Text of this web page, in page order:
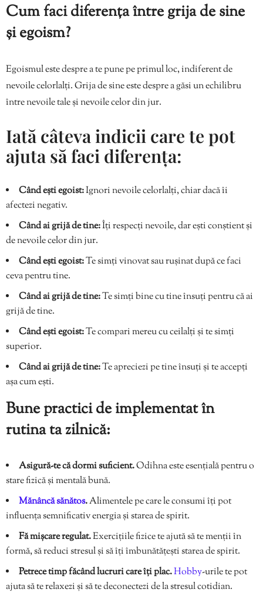
Cum faci diferența între grija de sine
și egoism?
Egoismul este despre a te pune pe primul loc, indiferent de
nevoile celorlalți. Grija de sine este despre a găsi un echilibru
între nevoile tale și nevoile celor din jur.
Iată câteva indicii care te pot
ajuta să faci diferența:
Când ești egoist:Ignori nevoile celorlalți, chiar dacă îi
afectezi negativ.
Când ai grijă de tine:Îți respecți nevoile, dar ești conștient și
de nevoile celor din jur.
Când ești egoist:Te simți vinovat sau rușinat după ce faci
ceva pentru tine.
Când ai grijă de tine:Te simți bine cu tine însuți pentru că ai
grijă de tine.
Când ești egoist:Te compari mereu cu ceilalți și te simți
superior.
Când ai grijă de tine:Te apreciezi pe tine însuți și te accepți
așa cum ești.
Bune practici de implementat în
rutina ta zilnică:
Asigură-te că dormi suficient.Odihna este esențială pentru o
stare fizică și mentală bună.
Mănâncă sănătos.Alimentele pe care le consumi îți pot
influența semnificativ energia și starea de spirit.
Fă mișcare regulat.Exercițiile fizice te ajută să te menții în
formă, să reduci stresul și să îți îmbunătățești starea de spirit.
Petrece timp făcând lucruri care îți plac.Hobby-urile te pot
ajuta să te relaxezi și să te deconectezi de la stresul cotidian.